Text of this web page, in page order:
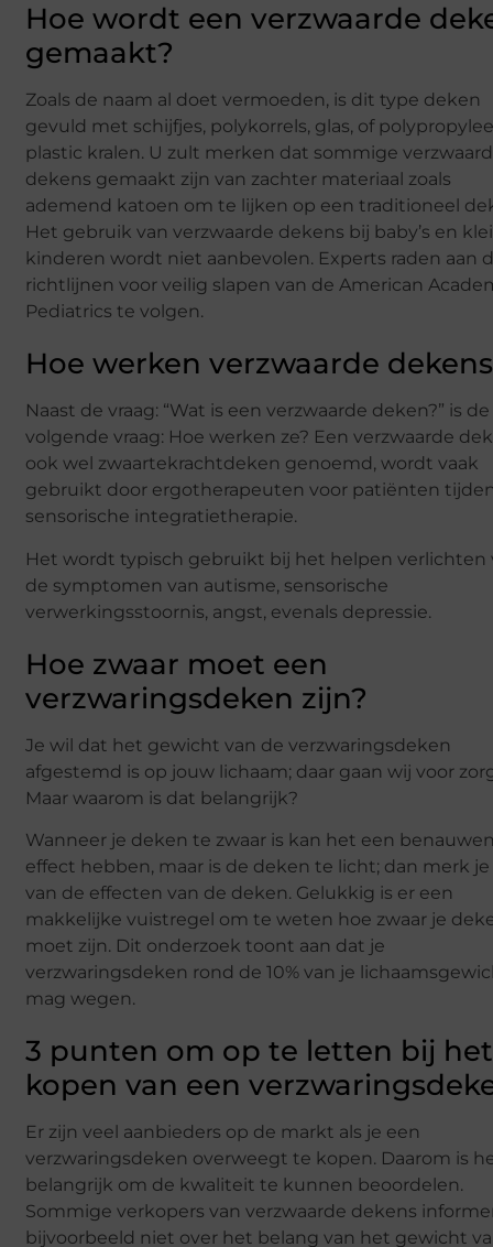
Hoe wordt een verzwaarde
gemaakt?
Zoals de naam al doet vermoeden, is dit type deken
gevuld met schijfjes, polykorrels, glas, of
plastic kralen. U zult merken dat sommige
dekens gemaakt zijn van zachter materiaal zoals
ademend katoen om te lijken op een traditioneel
Het gebruik van verzwaarde dekens bij baby’s en
kinderen wordt niet aanbevolen. Experts raden aan
richtlijnen voor veilig slapen van de American
Pediatrics te volgen.
Hoe werken verzwaarde
Naast de vraag: “Wat is een verzwaarde deken?” is de
volgende vraag: Hoe werken ze? Een verzwaarde
ook wel zwaartekrachtdeken genoemd, wordt vaak
gebruikt door ergotherapeuten voor patiënten
sensorische integratietherapie.
Het wordt typisch gebruikt bij het helpen verlichten
de symptomen van autisme, sensorische
verwerkingsstoornis, angst, evenals depressie.
Hoe zwaar moet een
verzwaringsdeken zijn?
Je wil dat het gewicht van de verzwaringsdeken
afgestemd is op jouw lichaam; daar gaan wij voor
Maar waarom is dat belangrijk?
Wanneer je deken te zwaar is kan het een
effect hebben, maar is de deken te licht; dan merk
van de effecten van de deken. Gelukkig is er een
makkelijke vuistregel om te weten hoe zwaar je
moet zijn. Dit onderzoek toont aan dat je
verzwaringsdeken rond de 10% van je
mag wegen.
3 punten om op te letten bij het
kopen van een
Er zijn veel aanbieders op de markt als je een
verzwaringsdeken overweegt te kopen. Daarom is
belangrijk om de kwaliteit te kunnen beoordelen.
Sommige verkopers van verzwaarde dekens
bijvoorbeeld niet over het belang van het gewicht